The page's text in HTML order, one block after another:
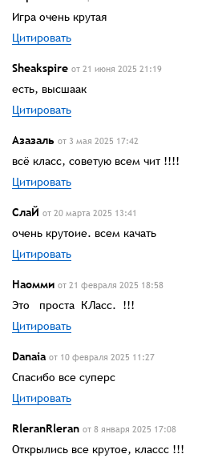
Игра очень крутая
Цитировать
Sheakspire от 21 июня 2025 21:19
есть, высшаак
Цитировать
Азазаль от 3 мая 2025 17:42
всё класс, советую всем чит !!!!
Цитировать
СлаЙ от 20 марта 2025 13:41
очень крутоие. всем качать
Цитировать
Наомми от 21 февраля 2025 18:58
Это проста КЛасс. !!!
Цитировать
Danaia от 10 февраля 2025 11:27
Спасибо все суперс
Цитировать
RleranRleran от 8 января 2025 17:08
Открылись все крутое, классс !!!